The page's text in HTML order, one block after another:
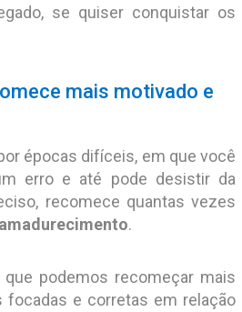
se quiser conquistar os
mais motivado e
épocas difíceis, em que você
erro e até pode desistir da
recomece quantas vezes
.
podemos recomeçar mais
e corretas em relação